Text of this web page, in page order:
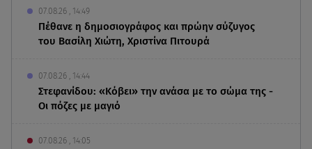
07.08.26 , 14:49
Πέθανε η δημοσιογράφος και πρώην σύζυγος
του Βασίλη Χιώτη, Χριστίνα Πιτουρά
07.08.26 , 14:44
Στεφανίδου: «Κόβει» την ανάσα με το σώμα της -
Οι πόζες με μαγιό
07.08.26 , 14:05